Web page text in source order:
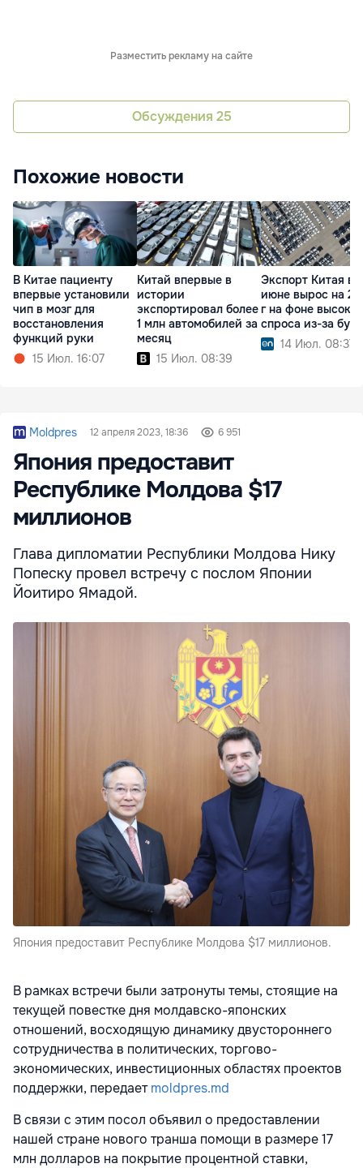
Разместить рекламу на сайте
Обсуждения 25
Похожие новости
В Китае пациенту
впервые установили
чип в мозг для
восстановления
функций руки
15 Июл. 16:07
Китай впервые в
истории
экспортировал более
1 млн автомобилей за
месяц
15 Июл. 08:39
Экспорт Китая в
июне вырос на
г на фоне
спроса из-за
14 Июл. 08:37
Moldpres 12 апреля 2023, 18:36 6 951
Япония предоставит
Республике Молдова $17
миллионов
Глава дипломатии Республики Молдова Нику
Попеску провел встречу с послом Японии
Йоитиро Ямадой.
Япония предоставит Республике Молдова $17 миллионов.
В рамках встречи были затронуты темы, стоящие на
текущей повестке дня молдавско-японских
отношений, восходящую динамику двустороннего
сотрудничества в политических, торгово-
экономических, инвестиционных областях проектов
поддержки, передаетmoldpres.md
В связи с этим посол объявил о предоставлении
нашей стране нового транша помощи в размере 17
млн долларов на покрытие процентной ставки,